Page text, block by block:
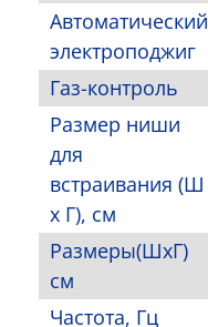
Автоматический
электроподжиг
Газ-контроль
Размер ниши
для
встраивания (Ш
х Г), см
Размеры(ШхГ)
см
Частота, Гц